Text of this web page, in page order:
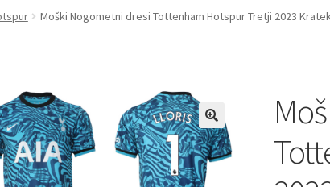
Trgovina Zaključek nakupa
Moški Nogometni dresi Tottenham Hotspur Tretji 2023